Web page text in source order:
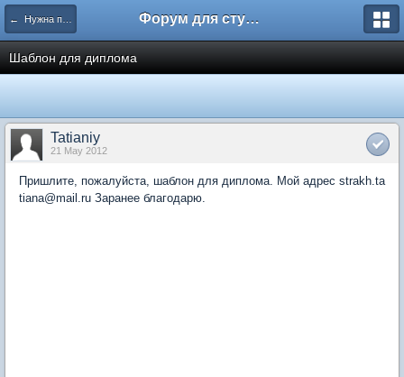
← Нужна помощь Форум для студента СГА
Шаблон для диплома
Tatianiy
21 May 2012
Пришлите, пожалуйста, шаблон для диплома. Мой адрес strakh.ta
tiana@mail.ru Заранее благодарю.